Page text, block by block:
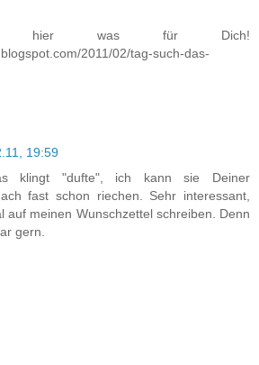
hier was für Dich!
2011/02/tag-such-das-
19:59
klingt "dufte", ich kann sie Deiner
fast schon riechen. Sehr interessant,
auf meinen Wunschzettel schreiben. Denn
gern.